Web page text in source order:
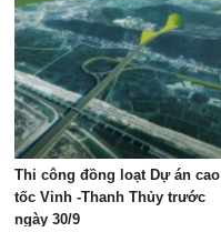
Thi công đồng loạt Dự án cao
tốc Vinh -Thanh Thủy trước
ngày 30/9